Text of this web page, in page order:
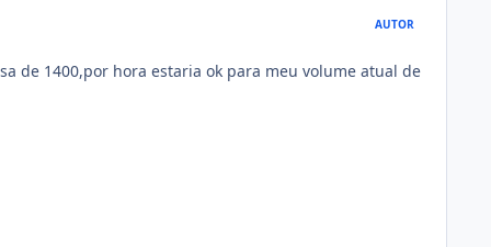
AUTOR
de 1400,por hora estaria ok para meu volume atual de